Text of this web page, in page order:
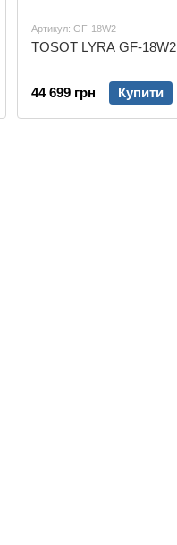
Артикул: GF-18W2
TOSOT LYRA GF-18W2
44 699 грн Купити